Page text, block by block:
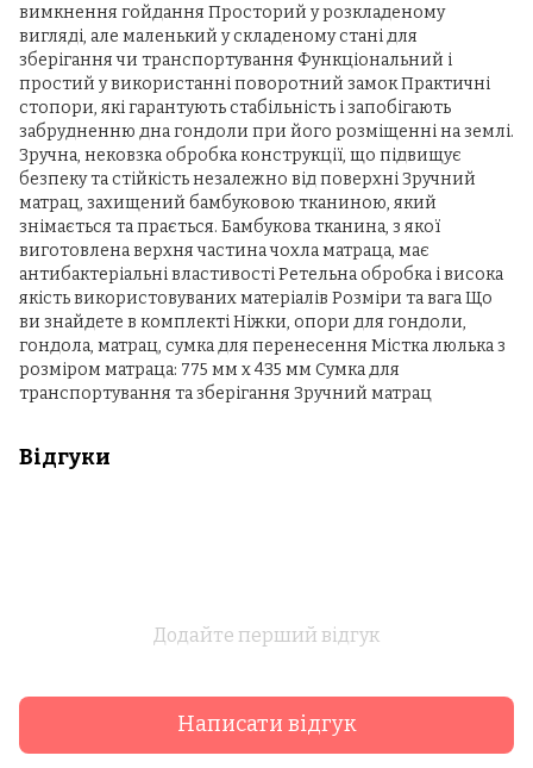
вимкнення гойдання Просторий у розкладеному
вигляді, але маленький у складеному стані для
зберігання чи транспортування Функціональний і
простий у використанні поворотний замок Практичні
стопори, які гарантують стабільність і запобігають
забрудненню дна гондоли при його розміщенні на землі.
Зручна, нековзка обробка конструкції, що підвищує
безпеку та стійкість незалежно від поверхні Зручний
матрац, захищений бамбуковою тканиною, який
знімається та прається. Бамбукова тканина, з якої
виготовлена ​​верхня частина чохла матраца, має
антибактеріальні властивості Ретельна обробка і висока
якість використовуваних матеріалів Розміри та вага Що
ви знайдете в комплекті Ніжки, опори для гондоли,
гондола, матрац, сумка для перенесення Містка люлька з
розміром матраца: 775 мм х 435 мм Сумка для
транспортування та зберігання Зручний матрац
Відгуки
Додайте перший відгук
Написати відгук